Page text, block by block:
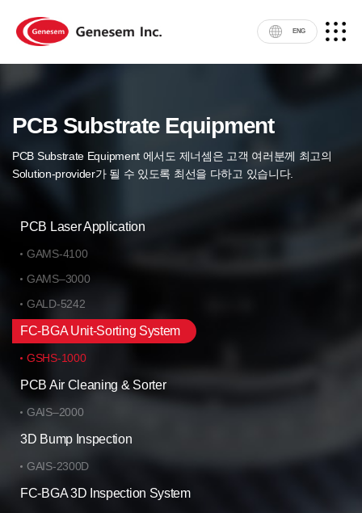
ENG
PCB Substrate Equipment
PCB Substrate Equipment 에서도 제너셈은 고객 여러분께 최고의
Solution-provider가 될 수 있도록 최선을 다하고 있습니다.
PCB Laser Application
GAMS-4100
GAMS–3000
GALD-5242
FC-BGA Unit-Sorting System
GSHS-1000
PCB Air Cleaning & Sorter
GAIS–2000
3D Bump Inspection
GAIS-2300D
FC-BGA 3D Inspection System